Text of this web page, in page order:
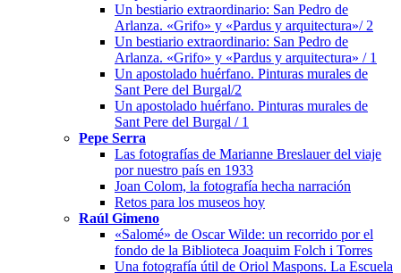
Un bestiario extraordinario: San Pedro de
Arlanza. «Grifo» y «Pardus y arquitectura»/ 2
Un bestiario extraordinario: San Pedro de
Arlanza. «Grifo» y «Pardus y arquitectura» / 1
Un apostolado huérfano. Pinturas murales de
Sant Pere del Burgal/2
Un apostolado huérfano. Pinturas murales de
Sant Pere del Burgal / 1
Pepe Serra
Las fotografías de Marianne Breslauer del viaje
por nuestro país en 1933
Joan Colom, la fotografía hecha narración
Retos para los museos hoy
Raúl Gimeno
«Salomé» de Oscar Wilde: un recorrido por el
fondo de la Biblioteca Joaquim Folch i Torres
Una fotografía útil de Oriol Maspons. La Escuela